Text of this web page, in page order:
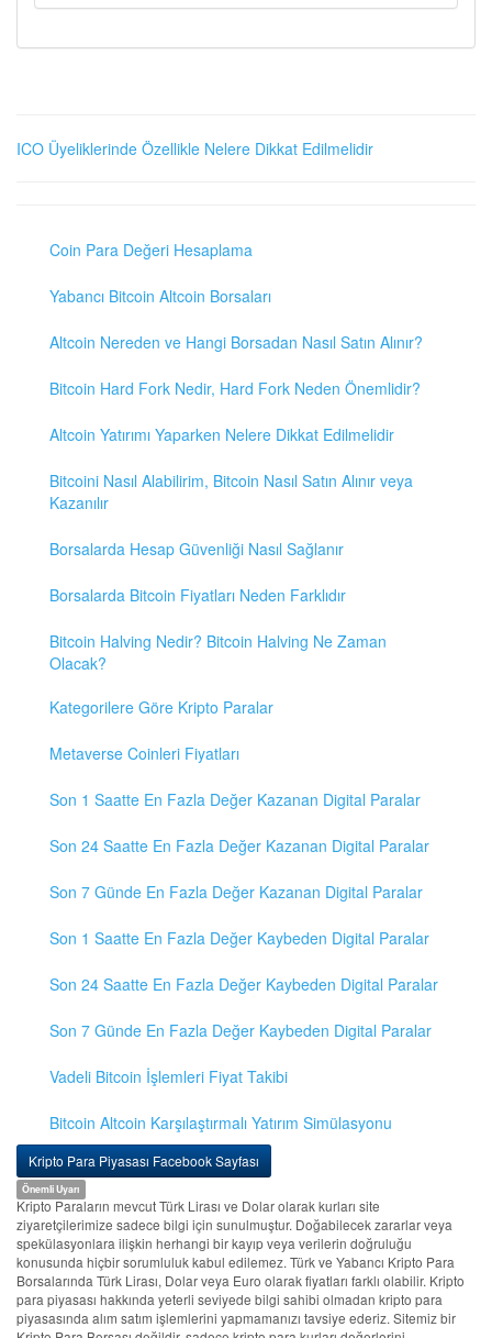
ICO Üyeliklerinde Özellikle Nelere Dikkat Edilmelidir
Coin Para Değeri Hesaplama
Yabancı Bitcoin Altcoin Borsaları
Altcoin Nereden ve Hangi Borsadan Nasıl Satın Alınır?
Bitcoin Hard Fork Nedir, Hard Fork Neden Önemlidir?
Altcoin Yatırımı Yaparken Nelere Dikkat Edilmelidir
Bitcoini Nasıl Alabilirim, Bitcoin Nasıl Satın Alınır veya
Kazanılır
Borsalarda Hesap Güvenliği Nasıl Sağlanır
Borsalarda Bitcoin Fiyatları Neden Farklıdır
Bitcoin Halving Nedir? Bitcoin Halving Ne Zaman
Olacak?
Kategorilere Göre Kripto Paralar
Metaverse Coinleri Fiyatları
Son 1 Saatte En Fazla Değer Kazanan Digital Paralar
Son 24 Saatte En Fazla Değer Kazanan Digital Paralar
Son 7 Günde En Fazla Değer Kazanan Digital Paralar
Son 1 Saatte En Fazla Değer Kaybeden Digital Paralar
Son 24 Saatte En Fazla Değer Kaybeden Digital Paralar
Son 7 Günde En Fazla Değer Kaybeden Digital Paralar
Vadeli Bitcoin İşlemleri Fiyat Takibi
Bitcoin Altcoin Karşılaştırmalı Yatırım Simülasyonu
Kripto Para Piyasası Facebook Sayfası
Önemli Uyarı
Kripto Paraların mevcut Türk Lirası ve Dolar olarak kurları site
ziyaretçilerimize sadece bilgi için sunulmuştur. Doğabilecek zararlar veya
spekülasyonlara ilişkin herhangi bir kayıp veya verilerin doğruluğu
konusunda hiçbir sorumluluk kabul edilemez. Türk ve Yabancı Kripto Para
Borsalarında Türk Lirası, Dolar veya Euro olarak fiyatları farklı olabilir. Kripto
para piyasası hakkında yeterli seviyede bilgi sahibi olmadan kripto para
piyasasında alım satım işlemlerini yapmamanızı tavsiye ederiz. Sitemiz bir